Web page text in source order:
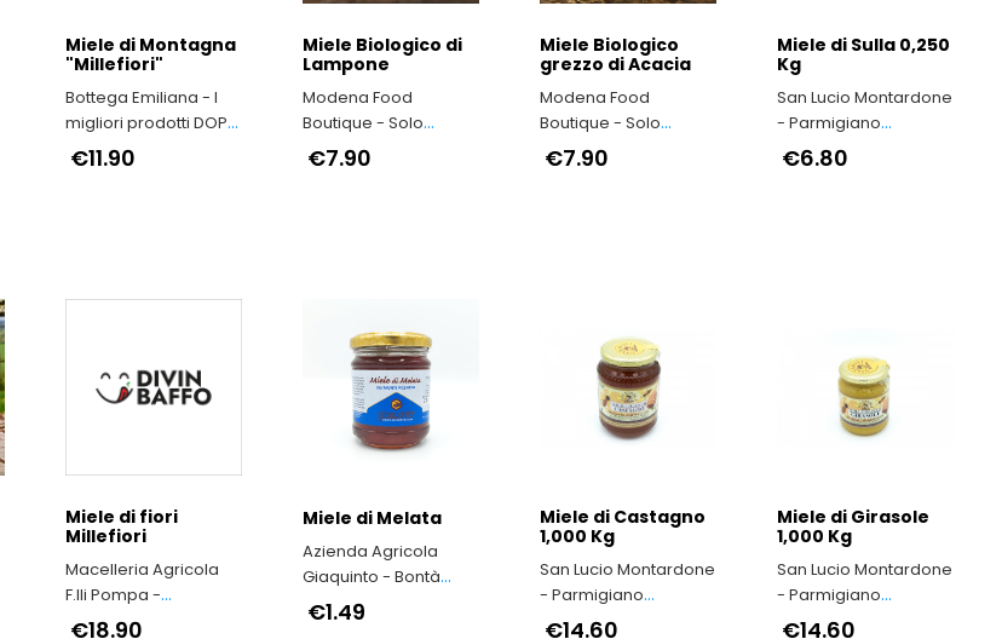
Miele di Montagna
"Millefiori"
Bottega Emiliana - I
migliori prodotti DOP
e IGP dell'Emilia-
Romagna
€11.90
Miele Biologico di
Lampone
Modena Food
Boutique - Solo
Prodotti Tipici della
Provincia di Modena
€7.90
Miele Biologico
grezzo di Acacia
Modena Food
Boutique - Solo
Prodotti Tipici della
Provincia di Modena
€7.90
Miele di Sulla 0,250
Kg
San Lucio Montardone
- Parmigiano
Reggiano di
Montagna
€6.80
Miele di fiori
Millefiori
Macelleria Agricola
F.lli Pompa -
Produzione Arrosticini
€18.90
Miele di Melata
Azienda Agricola
Giaquinto - Bontà
secondo natura
€1.49
Miele di Castagno
1,000 Kg
San Lucio Montardone
- Parmigiano
Reggiano di
€14.60
Miele di Girasole
1,000 Kg
San Lucio Montardone
- Parmigiano
Reggiano di
€14.60